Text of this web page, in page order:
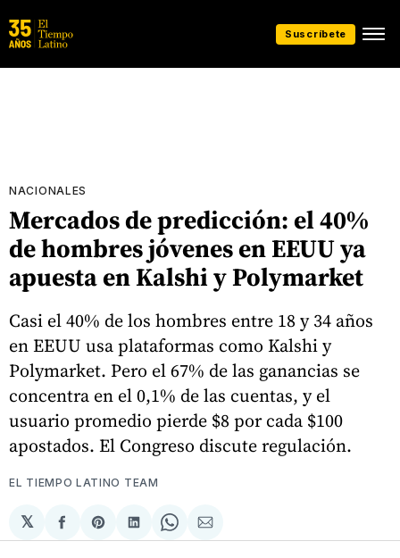
Suscríbete
NACIONALES
Mercados de predicción: el 40%
de hombres jóvenes en EEUU ya
apuesta en Kalshi y Polymarket
Casi el 40% de los hombres entre 18 y 34 años
en EEUU usa plataformas como Kalshi y
Polymarket. Pero el 67% de las ganancias se
concentra en el 0,1% de las cuentas, y el
usuario promedio pierde $8 por cada $100
apostados. El Congreso discute regulación.
EL TIEMPO LATINO TEAM
𝕏
Compartir
en
Share
on
Compartir
en
Share
on
Compartir
via